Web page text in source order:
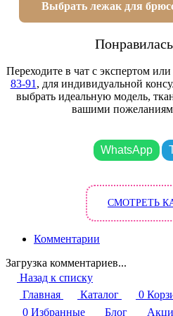
Выбрать лежак для
Понравилась
Переходите в чат с экспертом
83-91 , для индивидуальной
выбрать идеальную модель,
вашими
WhatsApp
СМОТРЕТЬ
Комментарии
Загрузка комментариев...
Назад к списку
Главная
Каталог 0
0 Избранные Блог